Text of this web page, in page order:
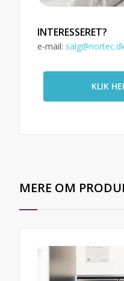
INTERESSERET?
e-mail:
KLIK
MERE OM